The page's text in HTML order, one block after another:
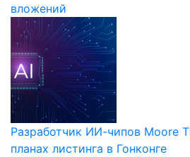
вложений
Разработчик ИИ-чипов Moore
планах листинга в Гонконге